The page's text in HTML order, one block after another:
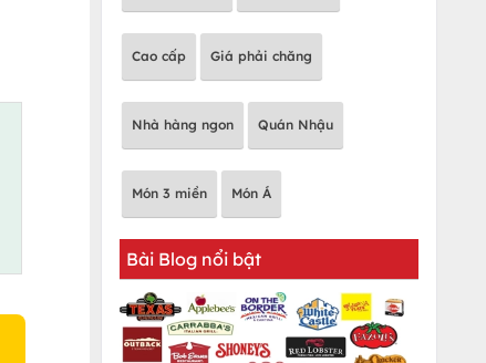
Cao cấp Giá phải chăng
Nhà hàng ngon Quán Nhậu
Món 3 miền Món Á
Bài Blog nổi bật